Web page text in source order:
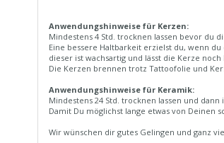
Anwendungshinweise für Kerzen:
Mindestens 4 Std. trocknen lassen bevor du
Eine bessere Haltbarkeit erzielst du, wenn
dieser ist wachsartig und lässt die Kerze
Die Kerzen brennen trotz Tattoofolie und
Anwendungshinweise für Keramik:
Mindestens 24 Std. trocknen lassen und
Damit Du möglichst lange etwas von Deinen
Wir wünschen dir gutes Gelingen und ganz